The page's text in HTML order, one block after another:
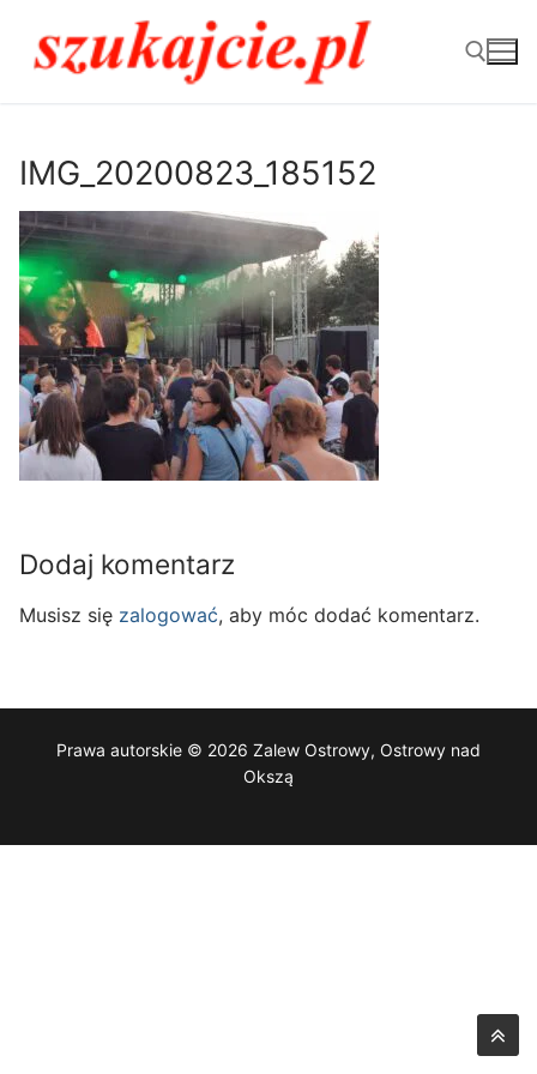
treści
IMG_20200823_185152
Dodaj komentarz
Musisz się zalogować, aby móc dodać komentarz.
Prawa autorskie © 2026 Zalew Ostrowy, Ostrowy nad
Okszą